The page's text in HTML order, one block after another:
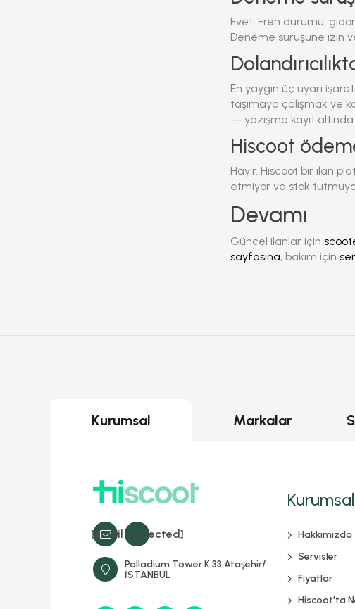
Evet. Fren durumu,
Deneme sürüşüne izin
En yaygın üç uyarı
taşımaya çalışmak ve
— yazışma kayıt altında
Hiscoot
Hayır. Hiscoot bir ilan
etmiyor ve stok
Devamı
Güncel ilanlar için
sayfasına, bakım için
Kurumsal Markalar
[email protected]
Palladium Tower K:33 Ataşehir/
İSTANBUL
Kurumsal
Hakkımızda
Servisler
Fiyatlar
Hiscoot'ta